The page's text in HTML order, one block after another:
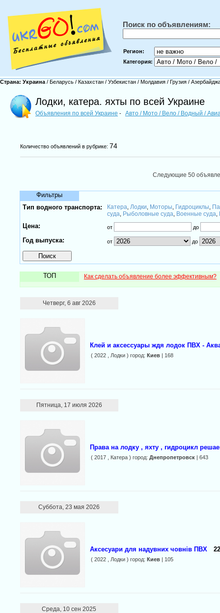
Поиск по объявлениям:
Регион:
Категория:
Страна: Украина / Беларусь / Казахстан / Узбекистан / Молдавия / Грузия /
Лодки, катера. яхты по всей Украине
Объявления по всей Украине - Авто / Мото / Вело / Водный /
Количество объявлений в рубрике: 74
Следующие 50
Фильтры
Тип водного транспорта:
Катера Лодки Моторы Гидроциклы
суда Рыболовные суда Военные суда
Цена: от до
Год выпуска: от до
ТОП Как сделать объявление более эффективным?
Четверг, 6 авг 2026
Клей и аксессуары ждя лодок ПВХ -
( 2022 , Лодки ) город: Киев| 168
Пятница, 17 июля 2026
Права на лодку , яхту , гидроцикл
( 2017 , Катера ) город: Днепропетровск| 643
Суббота, 23 мая 2026
Аксесуари для надувних човнів ПВХ
( 2022 , Лодки ) город: Киев| 105
Среда, 10 сен 2025